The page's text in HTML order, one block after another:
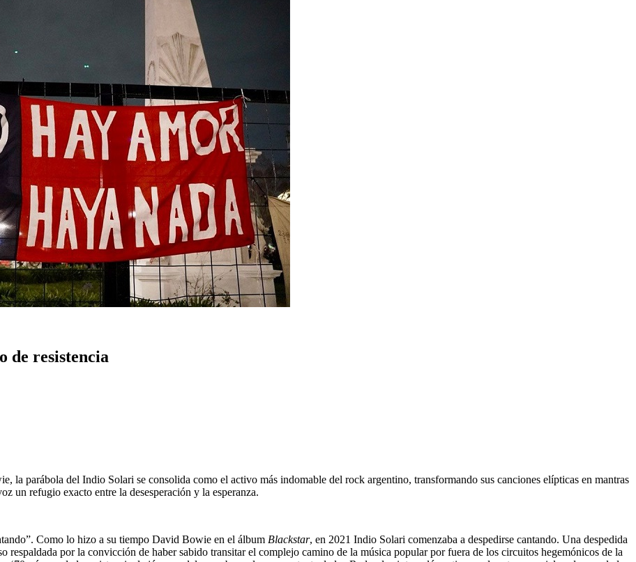
de resistencia
la parábola del Indio Solari se consolida como el activo más indomable del rock argentino, transformando sus canciones elípticas en mantras
un refugio exacto entre la desesperación y la esperanza.
Como lo hizo a su tiempo David Bowie en el álbum Blackstar, en 2021 Indio Solari comenzaba a despedirse cantando. Una despedida
respaldada por la convicción de haber sabido transitar el complejo camino de la música popular por fuera de los circuitos hegemónicos de la